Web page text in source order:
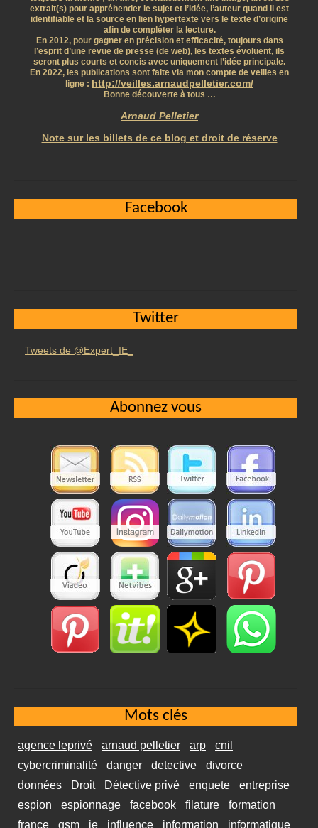
extrait(s) pour appréhender le sujet et l’idée, l’auteur quand il est
identifiable et la source en lien hypertexte vers le texte d’origine
afin de compléter la lecture.
En 2012, pour gagner en précision et efficacité, toujours dans
l’esprit d’une revue de presse (de web), les textes évoluent, ils
seront plus courts et concis avec uniquement l’idée principale.
En 2022, les publications sont faite via mon compte de veilles en
ligne : http://veilles.arnaudpelletier.com/
Bonne découverte à tous …
Arnaud Pelletier
Note sur les billets de ce blog et droit de réserve
Facebook
Twitter
Tweets de @Expert_IE_
Abonnez vous
Mots clés
agence leprivé arnaud pelletier arp
cnil
cybercriminalité
danger detective
divorce
données
Droit Détective privé enquete
entreprise
espion
espionnage facebook filature
formation
france
gsm ie influence information informatique